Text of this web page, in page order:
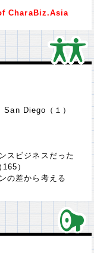
CharaBiz.Asia
Diego（１）
スビジネスだった
）
の差から考える